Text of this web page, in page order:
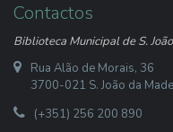
Contactos
Biblioteca Municipal de S.
Rua Alão de Morais, 36
3700-021 S. João da
(+351) 256 200 890